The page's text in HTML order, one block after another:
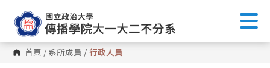
首頁 / 系所成員 / 行政人員